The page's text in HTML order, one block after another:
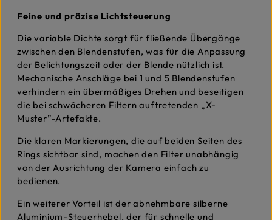
Feine und präzise Lichtsteuerung
Die variable Dichte sorgt für fließende Übergänge
zwischen den Blendenstufen, was für die Anpassung
der Belichtungszeit oder der Blende nützlich ist.
Mechanische Anschläge bei 1 und 5 Blendenstufen
verhindern ein übermäßiges Drehen und beseitigen
die bei schwächeren Filtern auftretenden „X-
Muster”-Artefakte.
Die klaren Markierungen, die auf beiden Seiten des
Rings sichtbar sind, machen den Filter unabhängig
von der Ausrichtung der Kamera einfach zu
bedienen.
Ein weiterer Vorteil ist der abnehmbare silberne
Aluminium-Steuerhebel, der für schnelle und